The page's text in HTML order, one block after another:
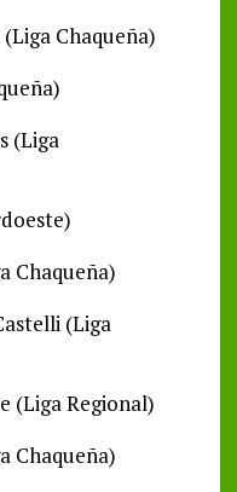
Chaqueña)
(Liga
Chaqueña)
(Liga
(Liga Regional)
Chaqueña)